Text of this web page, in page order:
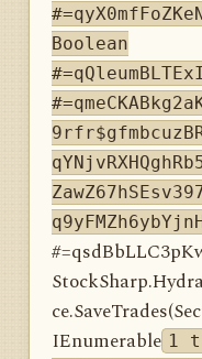
Boolean
IEnumerable 1